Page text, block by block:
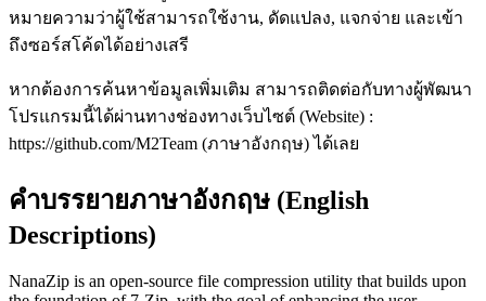
หมายความว่าผู้ใช้สามารถใช้งาน, ดัดแปลง, แจกจ่าย และเข้า
ถึงซอร์สโค้ดได้อย่างเสรี
หากต้องการค้นหาข้อมูลเพิ่มเติม สามารถติดต่อกับทางผู้พัฒนา
โปรแกรมนี้ได้ผ่านทางช่องทางเว็บไซต์ (Website) :
https://github.com/M2Team (ภาษาอังกฤษ) ได้เลย
คำบรรยายภาษาอังกฤษ (English
Descriptions)
NanaZip is an open-source file compression utility that builds upon